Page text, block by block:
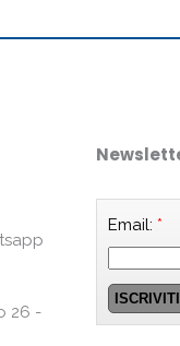
26 -
Email: *